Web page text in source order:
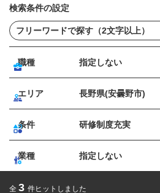
検索条件の設定
職種 指定しない
エリア 長野県(安曇野市)
条件 研修制度充実
業種 指定しない
全 3 件ヒットしました